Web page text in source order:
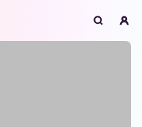
ondersteund